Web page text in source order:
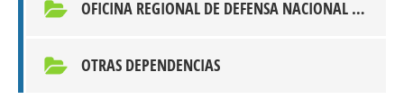
OFICINA REGIONAL DE DEFENSA NACIONAL Y DEFENSA CIVIL
OTRAS DEPENDENCIAS